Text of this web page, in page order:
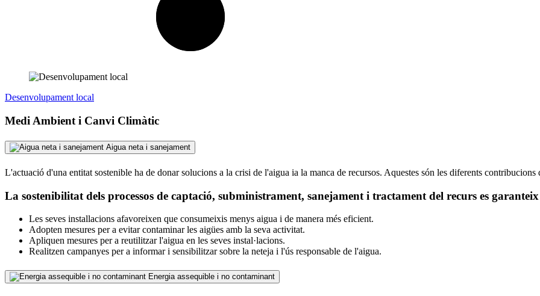
Desenvolupament local
Medi Ambient i Canvi Climàtic
Aigua neta i sanejament
L'actuació d'una entitat sostenible ha de donar solucions a la crisi de l'aigua ia la manca de recursos. Aquestes són les diferents contribucions
La sostenibilitat dels processos de captació, subministrament, sanejament i tractament del recurs es
Les seves installacions afavoreixen que consumeixis menys aigua i de manera més eficient.
Adopten mesures per a evitar contaminar les aigües amb la seva activitat.
Apliquen mesures per a reutilitzar l'aigua en les seves instal·lacions.
Realitzen campanyes per a informar i sensibilitzar sobre la neteja i l'ús responsable de l'aigua.
Energia assequible i no contaminant